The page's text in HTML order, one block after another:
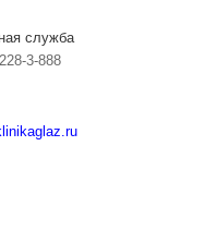
служба
3-888